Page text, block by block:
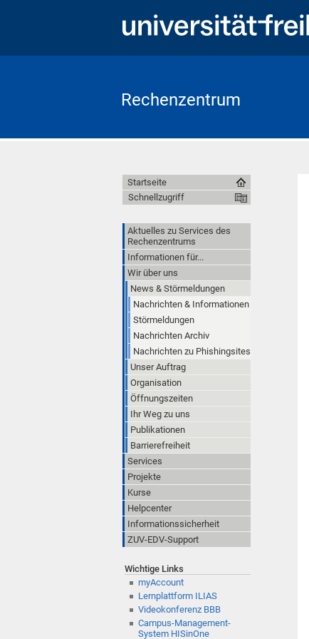
Rechenzentrum
Startseite
Schnellzugriff
Aktuelles zu Services des
Rechenzentrums
Informationen für...
Wir über uns
News & Störmeldungen
Nachrichten & Informationen
Störmeldungen
Nachrichten Archiv
Nachrichten zu Phishingsites
Unser Auftrag
Organisation
Öffnungszeiten
Ihr Weg zu uns
Publikationen
Barrierefreiheit
Services
Projekte
Kurse
Helpcenter
Informationssicherheit
ZUV-EDV-Support
Wichtige Links
myAccount
Lernplattform ILIAS
Videokonferenz BBB
Campus-Management-
System HISinOne